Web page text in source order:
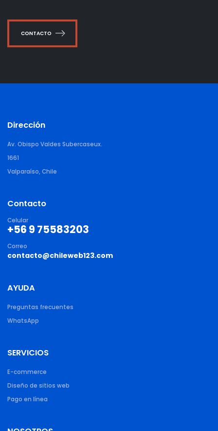
CONTACTO
Dirección
Av. Obispo Valdes Subercaseux.
1661
Valparaíso, Chile
Contacto
Celular
+56 9 75583203
Correo
contacto@chileweb123.com
AYUDA
Preguntas frecuentes
WhatsApp
SERVICIOS
E-commerce
Diseño de sitios web
Pago en línea